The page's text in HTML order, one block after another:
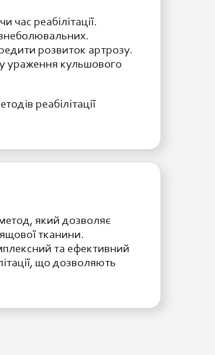
реабілітації.
розвиток артрозу.
ураження кульшового
реабілітації
який дозволяє
тканини.
та ефективний
що дозволяють